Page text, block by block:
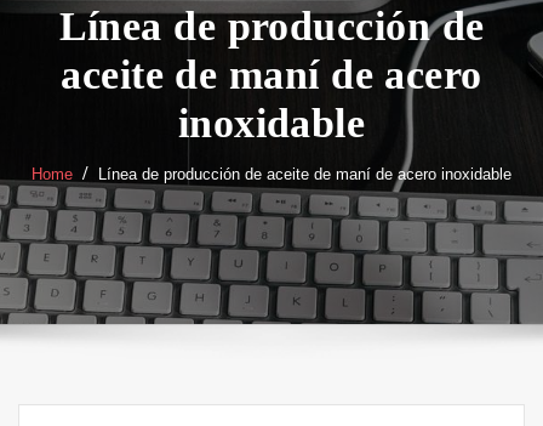
Línea de producción de
aceite de maní de acero
inoxidable
Home Línea de producción de aceite de maní de acero inoxidable